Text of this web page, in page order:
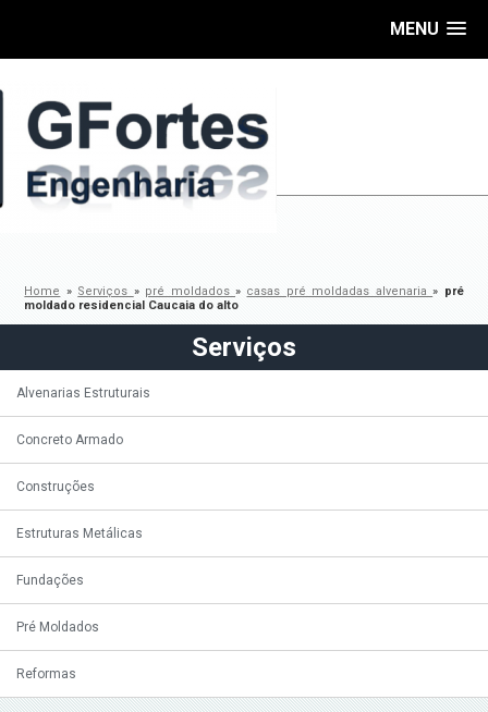
MENU
Home » Serviços » pré moldados» casas pré moldadas alvenaria» pré
moldado residencial Caucaia do alto
Serviços
Alvenarias Estruturais
Concreto Armado
Construções
Estruturas Metálicas
Fundações
Pré Moldados
Reformas